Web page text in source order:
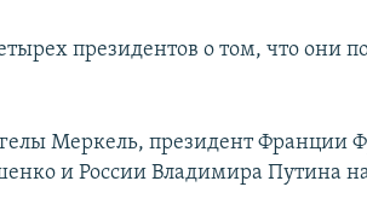
президентов о том, что они
Меркель, президент Франции
и России Владимира Путина